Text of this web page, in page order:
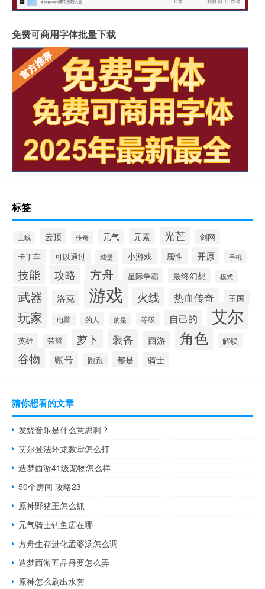
免费可商用字体批量下载
标签
主线 云顶 传奇 元气 元素 光芒
剑网
卡丁车
可以通过 城堡 小游戏 属性 开原 手机
技能 攻略 方舟 星际争霸 最终幻想 模式
武器 洛克 游戏 火线 热血传奇 王国
玩家 电脑 的人 的是 等级 自己的 艾尔
英雄 荣耀 萝卜 装备 西游 角色 解锁
谷物 账号 跑跑 都是 骑士
猜你想看的文章
发烧音乐是什么意思啊？
艾尔登法环龙教堂怎么打
造梦西游41级宠物怎么样
50个房间 攻略23
原神野猪王怎么抓
元气骑士钓鱼店在哪
方舟生存进化孟婆汤怎么调
造梦西游五品丹要怎么弄
原神怎么刷出水套